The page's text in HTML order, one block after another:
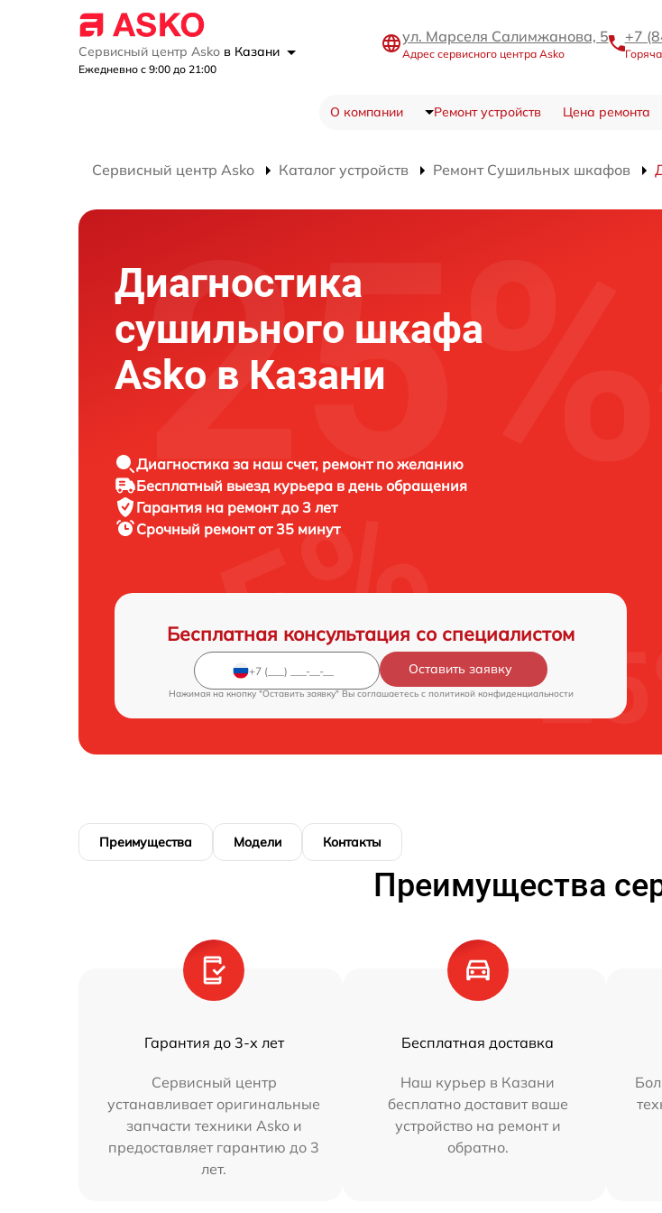
Сервисный центр Asko в Казани
Ежедневно с 9:00 до 21:00
ул. Марселя Салимжанова, 5
Адрес сервисного центра Asko
+7
О компании Ремонт устройств Цена ремонта
Сервисный центр Asko Каталог устройств Ремонт Сушильных шкафов
Диагностика
сушильного шкафа
Asko в Казани
Диагностика за наш счет, ремонт по желанию
Бесплатный выезд курьера в день обращения
Гарантия на ремонт до 3 лет
Срочный ремонт от 35 минут
Бесплатная консультация со специалистом
Оставить заявку
Нажимая на кнопку "Оставить заявку" Вы соглашаетесь c политикой конфиденциальности
Преимущества Модели Контакты
Преимущества
Гарантия до 3-х лет
Сервисный центр
устанавливает оригинальные
запчасти техники Asko и
предоставляет гарантию до 3
лет.
Бесплатная доставка
Наш курьер в Казани
бесплатно доставит ваше
устройство на ремонт и
обратно.